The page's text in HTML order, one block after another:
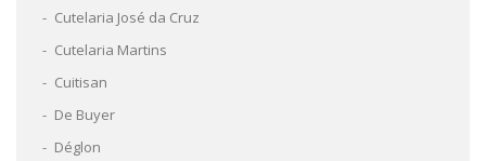
Cutelaria José da Cruz
Cutelaria Martins
Cuitisan
De Buyer
Déglon